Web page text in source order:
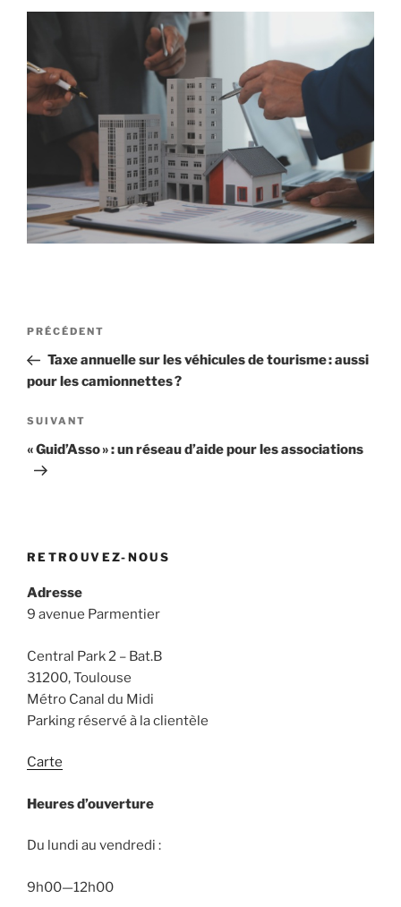
Navigation
l’article
Article
précédent
PRÉCÉDENT
Taxe annuelle sur les véhicules de tourisme : aussi
pour les camionnettes ?
Article
suivant
SUIVANT
« Guid’Asso » : un réseau d’aide pour les associations
RETROUVEZ-NOUS
Adresse
9 avenue Parmentier
Central Park 2 – Bat.B
31200, Toulouse
Métro Canal du Midi
Parking réservé à la clientèle
Carte
Heures d’ouverture
Du lundi au vendredi :
9h00—12h00